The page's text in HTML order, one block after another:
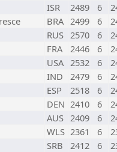
ISR 2489 6
BRA 2499 6
RUS 2570 6
FRA 2446 6
USA 2532 6
IND 2479 6
ESP 2518 6
DEN 2410 6
AUS 2409 6
WLS 2361 6
SRB 2412 6